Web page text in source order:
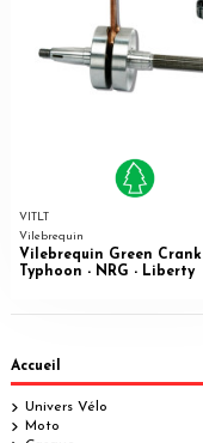
VITLT
Vilebrequin
Vilebrequin Green Crank
Typhoon - NRG - Liberty
Accueil
Univers Vélo
Moto